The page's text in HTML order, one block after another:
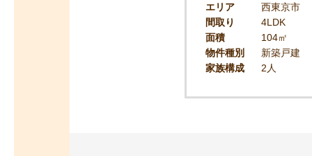
エリア
西東京市
間取り
4LDK
面積
104㎡
物件種別
新築戸建
家族構成
2人